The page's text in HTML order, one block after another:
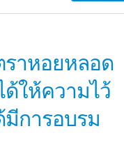
ราหอยหลอด
ให้ความไว้
การอบรม